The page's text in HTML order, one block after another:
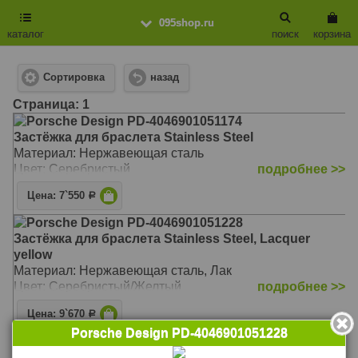
095shop.ru
каталог
корзина
поиск
Сортировка назад
Cтраница: 1
Porsche Design PD-4046901051174
Застёжка для браслета Stainless Steel
Материал: Нержавеющая сталь
Цвет: Серебристый
подробнее >>
Цена: 7`550 Р
Porsche Design PD-4046901051228
Застёжка для браслета Stainless Steel, Lacquer
yellow
Материал: Нержавеющая сталь, Лак
Цвет: Серебристый/Желтый
подробнее >>
Цена: 9`670 Р
Porsche Design PD-4046901051181
Porsche Design PD-4046901051228